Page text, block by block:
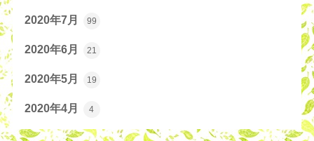
2020年7月 99
2020年6月 21
2020年5月 19
2020年4月 4